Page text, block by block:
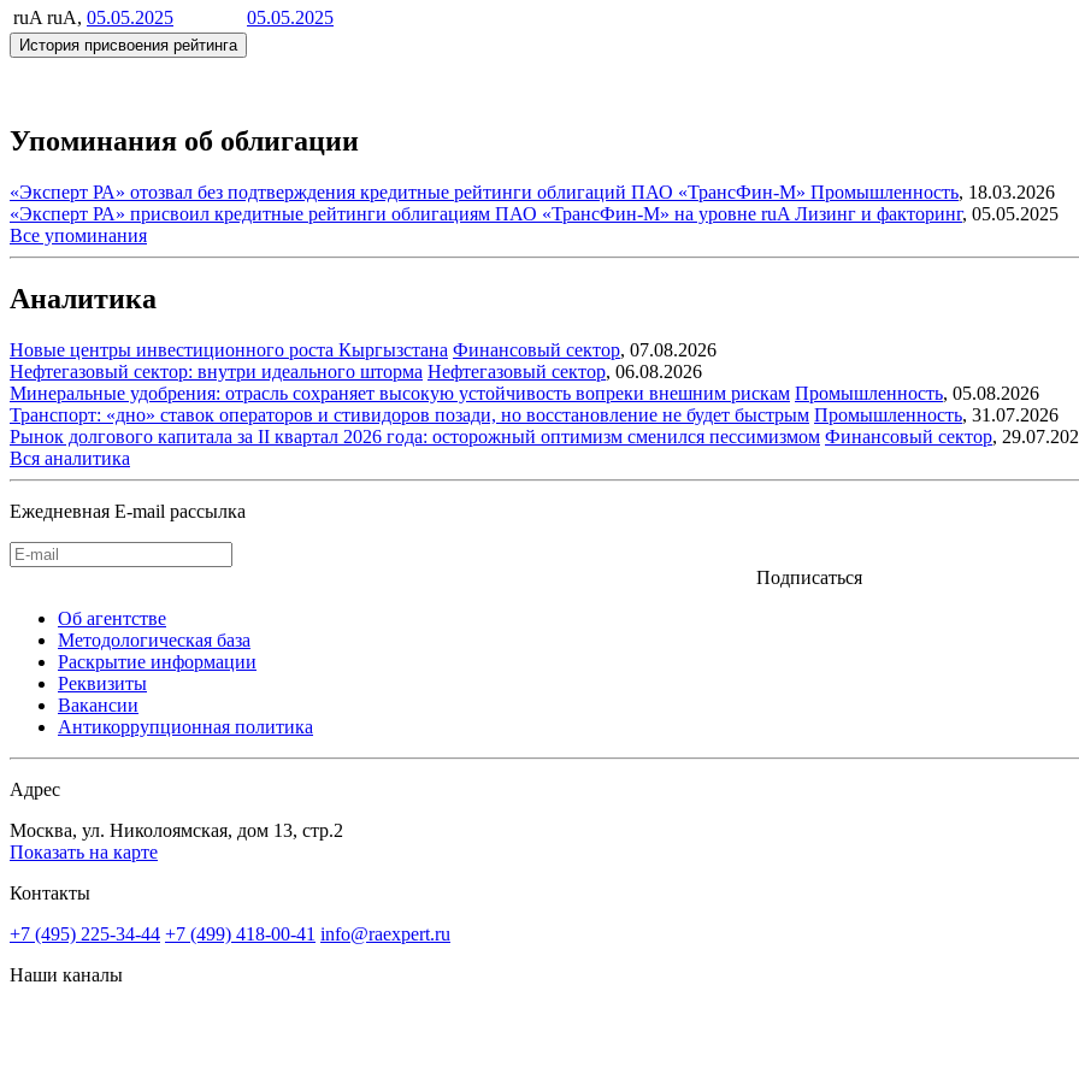
ruA ruA, 05.05.2025 05.05.2025
История присвоения рейтинга
Упоминания об облигации
«Эксперт РА» отозвал без подтверждения кредитные рейтинги облигаций ПАО «ТрансФин-М» Промышленность, 18.03.2026
«Эксперт РА» присвоил кредитные рейтинги облигациям ПАО «ТрансФин-М» на уровне ruA Лизинг и факторинг, 05.05.2025
Все упоминания
Аналитика
Новые центры инвестиционного роста Кыргызстана Финансовый сектор, 07.08.2026
Нефтегазовый сектор: внутри идеального шторма Нефтегазовый сектор, 06.08.2026
Минеральные удобрения: отрасль сохраняет высокую устойчивость вопреки внешним рискам Промышленность, 05.08.2026
Транспорт: «дно» ставок операторов и стивидоров позади, но восстановление не будет быстрым Промышленность, 31.07.2026
Рынок долгового капитала за II квартал 2026 года: осторожный оптимизм сменился пессимизмом Финансовый сектор,
Вся аналитика
Ежедневная E-mail рассылка
Подписаться
Об агентстве
Методологическая база
Раскрытие информации
Реквизиты
Вакансии
Антикоррупционная политика
Адрес
Москва, ул. Николоямская, дом 13, стр.2
Показать на карте
Контакты
+7 (495) 225-34-44 +7 (499) 418-00-41 info@raexpert.ru
Наши каналы